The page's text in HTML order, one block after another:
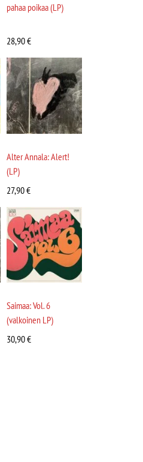
pahaa poikaa (LP)
28,90€
Alter Annala: Alert!
(LP)
27,90€
Saimaa: Vol. 6
(valkoinen LP)
30,90€